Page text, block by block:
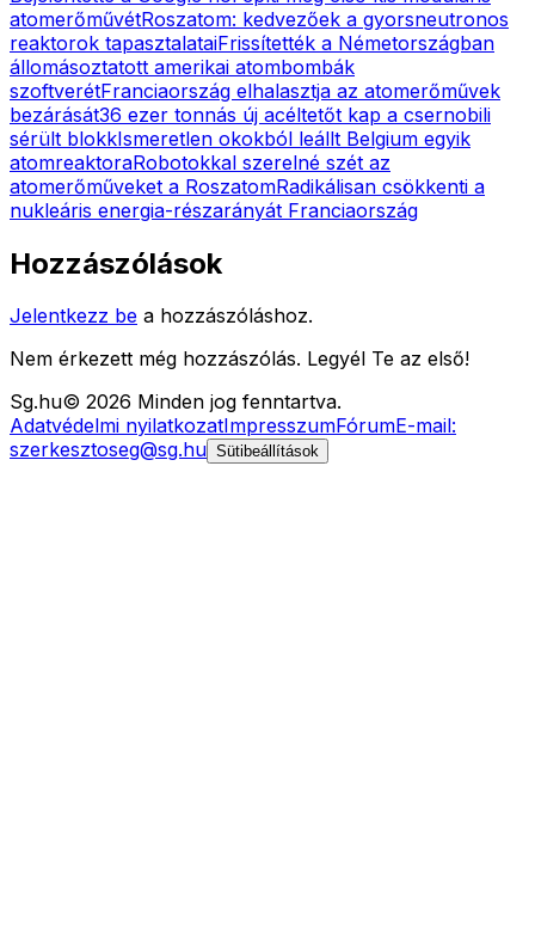
atomerőművétRoszatom: kedvezőek a gyorsneutronos
reaktorok tapasztalataiFrissítették a Németországban
állomásoztatott amerikai atombombák
szoftverétFranciaország elhalasztja az atomerőművek
bezárását36 ezer tonnás új acéltetőt kap a csernobili
sérült blokkIsmeretlen okokból leállt Belgium egyik
atomreaktoraRobotokkal szerelné szét az
atomerőműveket a RoszatomRadikálisan csökkenti a
nukleáris energia-részarányát Franciaország
Hozzászólások
Jelentkezz be a hozzászóláshoz.
Nem érkezett még hozzászólás. Legyél Te az első!
Sg.hu© 2026 Minden jog fenntartva.
Adatvédelmi nyilatkozatImpresszumFórumE-mail:
szerkesztoseg@sg.hu Sütibeállítások